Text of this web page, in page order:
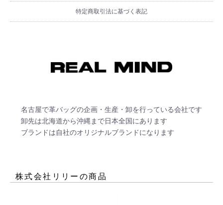
特定商取引法に基づく表記
名古屋で革バッグの企画・生産・卸を行っている会社です
卸先は北海道から沖縄まで日本全国にあります
ブランドは自社のオリジナルブランドになります
株式会社リリー の商品